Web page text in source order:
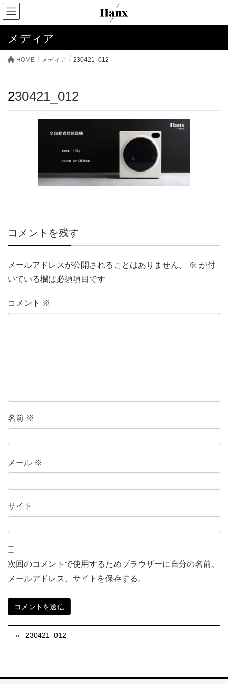
メディア
HOME メディア 230421_012
230421_012
コメントを残す
メールアドレスが公開されることはありません。 ※ が付
いている欄は必須項目です
コメント ※
名前 ※
メール ※
サイト
次回のコメントで使用するためブラウザーに自分の名前、
メールアドレス、サイトを保存する。
230421_012